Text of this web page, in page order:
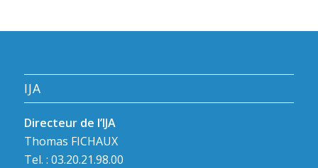
IJA
Directeur de l’IJA
Thomas FICHAUX
Tel. : 03.20.21.98.00